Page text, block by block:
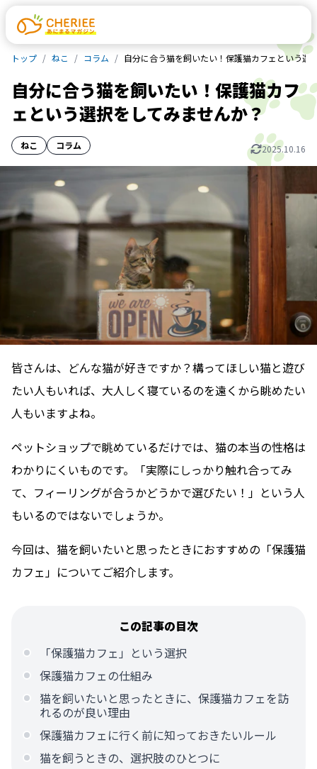
トップ ねこ コラム 自分に合う猫を飼いたい！保護猫カフェという選
自分に合う猫を飼いたい！保護猫カフ
ェという選択をしてみませんか？
ねこ コラム 2025.10.16
皆さんは、どんな猫が好きですか？構ってほしい猫と遊び
たい人もいれば、大人しく寝ているのを遠くから眺めたい
人もいますよね。
ペットショップで眺めているだけでは、猫の本当の性格は
わかりにくいものです。「実際にしっかり触れ合ってみ
て、フィーリングが合うかどうかで選びたい！」という人
もいるのではないでしょうか。
今回は、猫を飼いたいと思ったときにおすすめの「保護猫
カフェ」についてご紹介します。
この記事の目次
「保護猫カフェ」という選択
保護猫カフェの仕組み
猫を飼いたいと思ったときに、保護猫カフェを訪
れるのが良い理由
保護猫カフェに行く前に知っておきたいルール
猫を飼うときの、選択肢のひとつに